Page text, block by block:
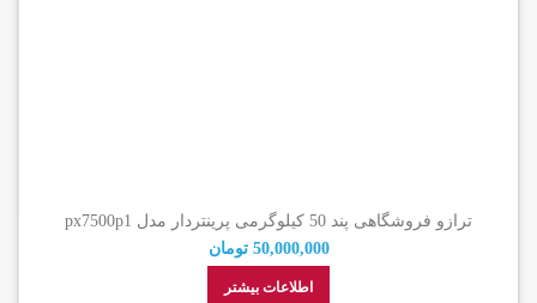
ترازو فروشگاهی پند 50 کیلوگرمی پرینتردار مدل px7500p1
50,000,000 تومان
اطلاعات بیشتر